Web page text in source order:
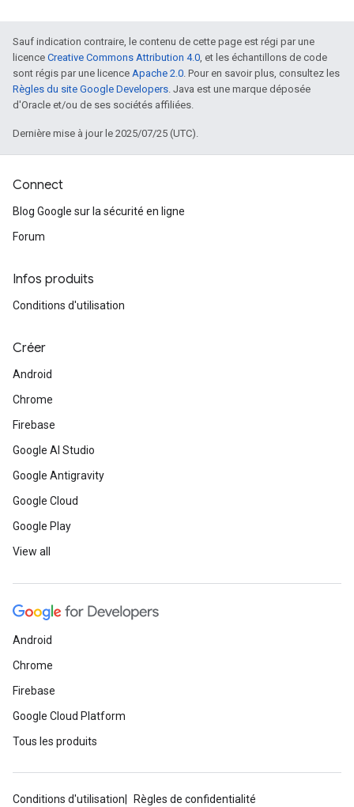
Sauf indication contraire, le contenu de cette page est régi par une
licence Creative Commons Attribution 4.0, et les échantillons de code
sont régis par une licence Apache 2.0. Pour en savoir plus, consultez les
Règles du site Google Developers. Java est une marque déposée
d'Oracle et/ou de ses sociétés affiliées.
Dernière mise à jour le 2025/07/25 (UTC).
Connect
Blog Google sur la sécurité en ligne
Forum
Infos produits
Conditions d'utilisation
Créer
Android
Chrome
Firebase
Google AI Studio
Google Antigravity
Google Cloud
Google Play
View all
Android
Chrome
Firebase
Google Cloud Platform
Tous les produits
Conditions d'utilisation Règles de confidentialité